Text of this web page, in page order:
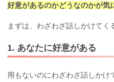
好意があるのかどうなのかが気
まずは、わざわざ話しかけてく
1. あなたに好意がある
用もないのにわざわざ話しかけ